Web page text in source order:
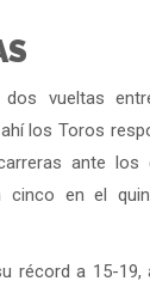
dos vueltas
los Toros
ante los
cinco en el
récord a 15-19,